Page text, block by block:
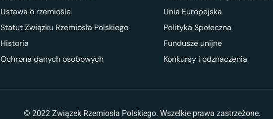
Ustawa o rzemiośle
Statut Związku Rzemiosła Polskiego
Historia
Ochrona danych osobowych
Unia Europejska
Polityka Społeczna
Fundusze unijne
Konkursy i odznaczenia
© 2022 Związek Rzemiosła Polskiego. Wszelkie prawa zastrzeżone.